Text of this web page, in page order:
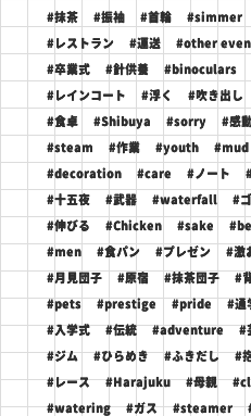
#抹茶 #振袖 #首輪 #simmer
#レストラン #運送 #other
#卒業式 #針供養 #binoculars
#レインコート #浮く #吹き出し
#食卓 #Shibuya #sorry #感
#steam #作業 #youth #mud
#decoration #care #ノート
#十五夜 #武器 #waterfall #
#伸びる #Chicken #sake
#men #食パン #プレゼン #激
#月見団子 #原宿 #抹茶団子 #
#pets #prestige #pride #通
#入学式 #伝統 #adventure #
#ジム #ひらめき #ふきだし #
#レース #Harajuku #母親
#watering #ガス #steamer